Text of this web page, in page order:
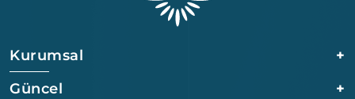
Kurumsal
+
Güncel
+